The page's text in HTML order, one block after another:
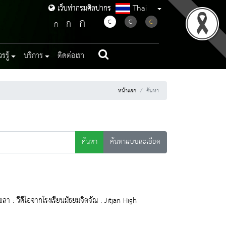
เว็บท่ากรมศิลปากร
เว็บท่ากรมศิลปากร Thai
ก ก ก C C C
รู้ บริการ ติดต่อเรา
หน้าแรก ค้นหา
ค้นหา ค้นหาแบบละเอียด
: วีดีโอจากโรงเรียนมัธยมจิตจัณ : Jitjan High